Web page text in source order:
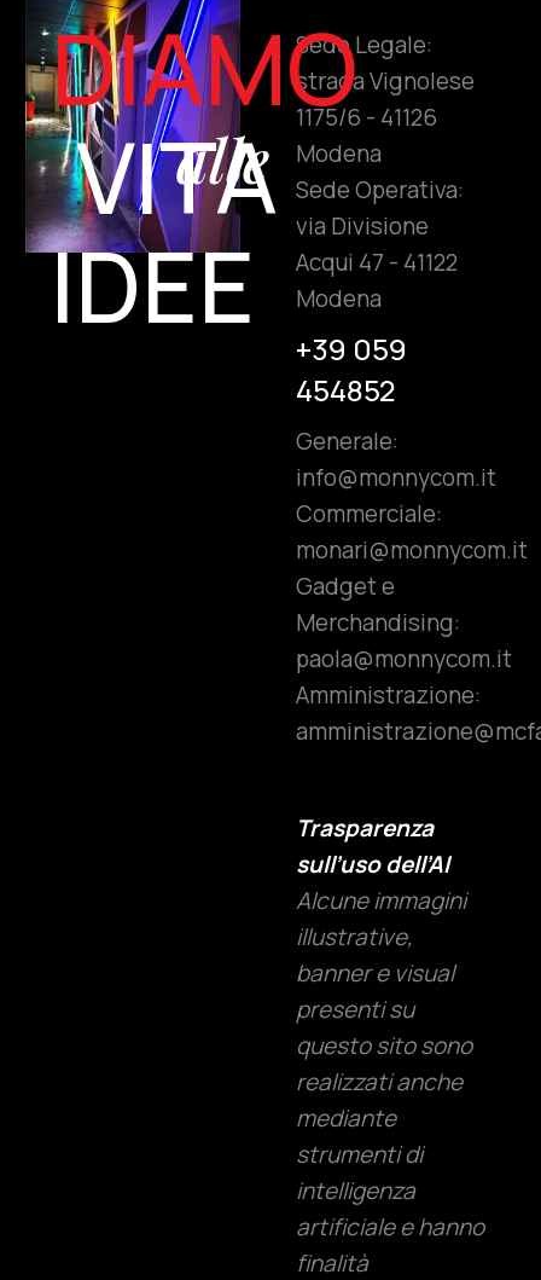
DIAMO
VITA
alle
IDEE
Sede Legale:
strada Vignolese
1175/6 - 41126
Modena
Sede Operativa:
via Divisione
Acqui 47 - 41122
Modena
+39 059
454852
Generale:
info@monnycom.it
Commerciale:
monari@monnycom.it
Gadget e
Merchandising:
paola@monnycom.it
Amministrazione:
Trasparenza
sull’uso dell’AI
Alcune immagini
illustrative,
banner e visual
presenti su
questo sito sono
realizzati anche
mediante
strumenti di
intelligenza
artificiale e hanno
finalità